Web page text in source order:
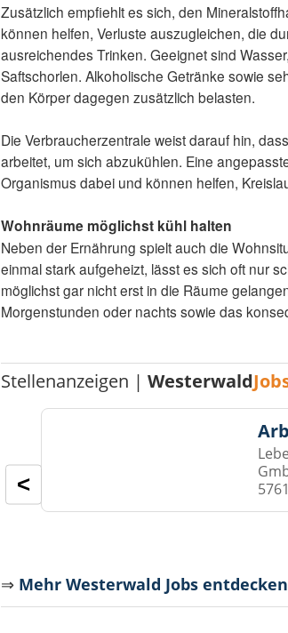
Zusätzlich empfiehlt es sich, den
können helfen, Verluste auszugleichen, die
ausreichendes Trinken. Geeignet sind
Saftschorlen. Alkoholische Getränke sowie
den Körper dagegen zusätzlich belasten.
Die Verbraucherzentrale weist darauf hin,
arbeitet, um sich abzukühlen. Eine
Organismus dabei und können helfen,
Wohnräume möglichst kühl halten
Neben der Ernährung spielt auch die
einmal stark aufgeheizt, lässt es sich oft nur
möglichst gar nicht erst in die Räume
Morgenstunden oder nachts sowie das
Stellenanzeigen |Westerwald
<
⇒ Mehr Westerwald Jobs entdecken